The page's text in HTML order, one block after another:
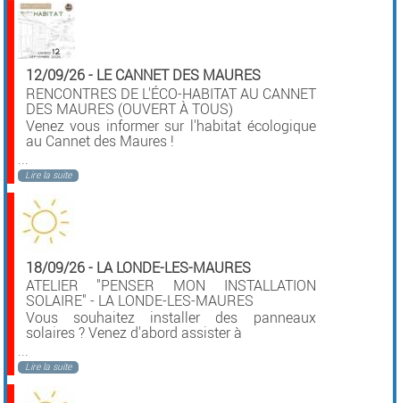
12/09/26- LE CANNET DES MAURES
RENCONTRES DE L'ÉCO-HABITAT AU CANNET
DES MAURES (OUVERT À TOUS)
Venez vous informer sur l'habitat écologique
au Cannet des Maures !
Lire la suite
18/09/26- LA LONDE-LES-MAURES
ATELIER "PENSER MON INSTALLATION
SOLAIRE" - LA LONDE-LES-MAURES
Vous souhaitez installer des panneaux
solaires ? Venez d'abord assister à
Lire la suite